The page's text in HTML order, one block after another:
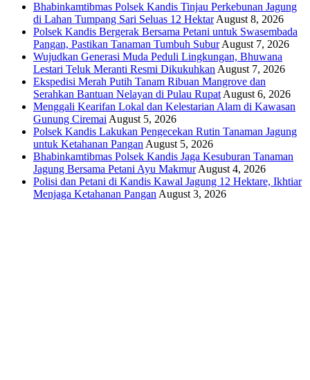
Bhabinkamtibmas Polsek Kandis Tinjau Perkebunan Jagung
di Lahan Tumpang Sari Seluas 12 Hektar August 8, 2026
Polsek Kandis Bergerak Bersama Petani untuk Swasembada
Pangan, Pastikan Tanaman Tumbuh Subur August 7, 2026
Wujudkan Generasi Muda Peduli Lingkungan, Bhuwana
Lestari Teluk Meranti Resmi Dikukuhkan August 7, 2026
Ekspedisi Merah Putih Tanam Ribuan Mangrove dan
Serahkan Bantuan Nelayan di Pulau Rupat August 6, 2026
Menggali Kearifan Lokal dan Kelestarian Alam di Kawasan
Gunung Ciremai August 5, 2026
Polsek Kandis Lakukan Pengecekan Rutin Tanaman Jagung
untuk Ketahanan Pangan August 5, 2026
Bhabinkamtibmas Polsek Kandis Jaga Kesuburan Tanaman
Jagung Bersama Petani Ayu Makmur August 4, 2026
Polisi dan Petani di Kandis Kawal Jagung 12 Hektare, Ikhtiar
Menjaga Ketahanan Pangan August 3, 2026